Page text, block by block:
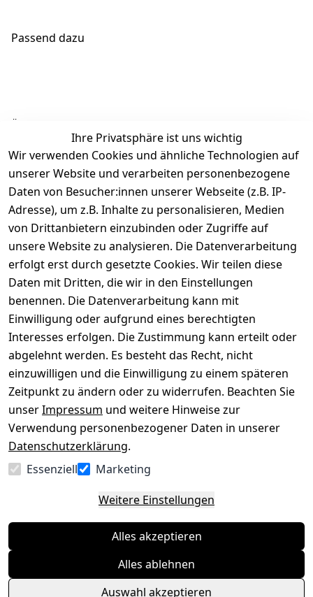
Passend dazu
Ähnliche Produkte
Ihre Privatsphäre ist uns wichtig
Wir verwenden Cookies und ähnliche Technologien auf
unserer Website und verarbeiten personenbezogene
Daten von Besucher:innen unserer Webseite (z.B. IP-
Adresse), um z.B. Inhalte zu personalisieren, Medien
von Drittanbietern einzubinden oder Zugriffe auf
unsere Website zu analysieren. Die Datenverarbeitung
erfolgt erst durch gesetzte Cookies. Wir teilen diese
Daten mit Dritten, die wir in den Einstellungen
benennen. Die Datenverarbeitung kann mit
Einwilligung oder aufgrund eines berechtigten
Interesses erfolgen. Die Zustimmung kann erteilt oder
abgelehnt werden. Es besteht das Recht, nicht
einzuwilligen und die Einwilligung zu einem späteren
Zeitpunkt zu ändern oder zu widerrufen. Beachten Sie
unserImpressum und weitere Hinweise zur
Verwendung personenbezogener Daten in unserer
Datenschutzerklärung.
Essenziell
Marketing
Weitere Einstellungen
Alles akzeptieren
Alles ablehnen
Auswahl akzeptieren
Rechtliches
AGB
Impressum
Datenschutze
rklärung
Barrierefreihe
itserklärung
Widerrufsrec
ht
Über uns
Kontakt
Registrieren
Kataloge zum
Download
Pflege &
Kundendienst
Kiefermöbel
Hilfe
Wir
versenden
mit
Zahle
bequem per
Vertrag
widerrufen